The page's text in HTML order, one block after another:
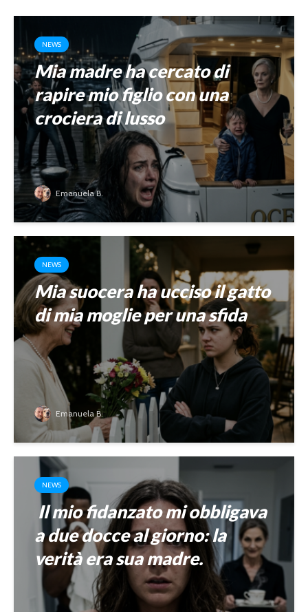
NEWS
Mia madre ha cercato di
rapire mio figlio con una
crociera di lusso
Emanuela B.
NEWS
Mia suocera ha ucciso il gatto
di mia moglie per una sfida
Emanuela B.
NEWS
Il mio fidanzato mi obbligava
a due docce al giorno: la
verità era sua madre.